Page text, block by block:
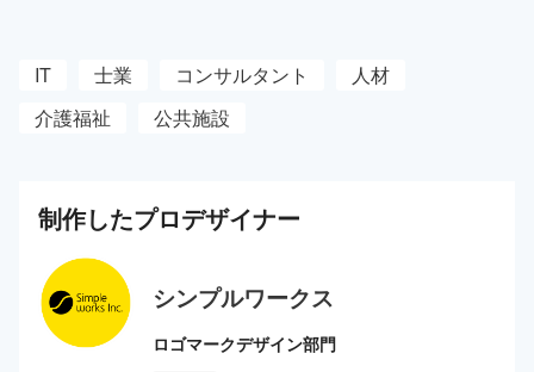
IT 士業 コンサルタント
人材
介護福祉
公共施設
制作したプロデザイナー
シンプルワークス
ロゴマークデザイン部門